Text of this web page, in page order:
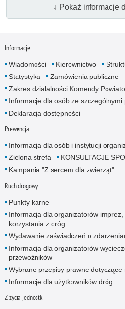
↓ Pokaż informacje
Informacje
Wiadomości Kierownictwo
Statystyka
Zamówienia publiczne
Zakres działalności Komendy
Informacje dla osób ze szczególnymi
Deklaracja dostępności
Prewencja
Informacja dla osób i instytucji
Zielona strefa
KONSULTACJE
Kampania "Z sercem dla zwierząt"
Ruch drogowy
Punkty karne
Informacja dla organizatorów
korzystania z dróg
Wydawanie zaświadczeń o
Informacja dla organizatorów
przewoźników
Wybrane przepisy prawne dotyczące
Informacje dla użytkowników dróg
Z życia jednostki